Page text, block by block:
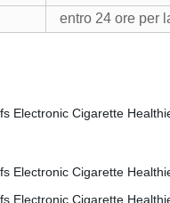
entro 24 ore per